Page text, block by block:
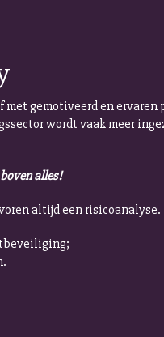
gemotiveerd en ervaren
wordt vaak meer
alles!
altijd een risicoanalyse.